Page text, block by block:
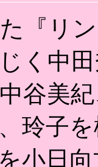
『リ
く中
谷美
玲子
小日